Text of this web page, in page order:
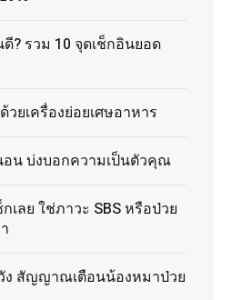
? รวม 10 จุดเช็กอินยอด
ยเครื่องย่อยเศษอาหาร
น บ่งบอกความเป็นตัวคุณ
เลย ใช่ภาวะ SBS หรือป่วย
ง สัญญาณเตือนน้องหมาป่วย